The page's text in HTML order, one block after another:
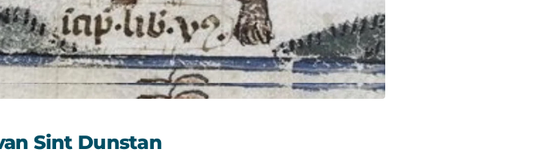
Sint Dunstan